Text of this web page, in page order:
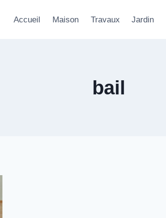
Accueil Maison Travaux Jardin
bail